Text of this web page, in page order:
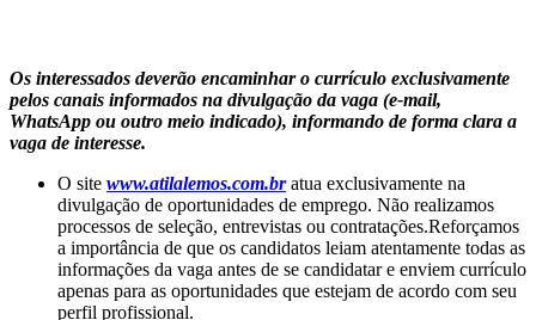
Os interessados deverão encaminhar o currículo exclusivamente
pelos canais informados na divulgação da vaga (e-mail,
WhatsApp ou outro meio indicado), informando de forma clara a
vaga de interesse.
O site www.atilalemos.com.bratua exclusivamente na
divulgação de oportunidades de emprego. Não realizamos
processos de seleção, entrevistas ou contratações.Reforçamos
a importância de que os candidatos leiam atentamente todas as
informações da vaga antes de se candidatar e enviem currículo
apenas para as oportunidades que estejam de acordo com seu
perfil profissional.